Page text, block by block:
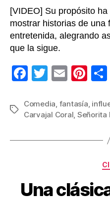
[VIDEO] Su propósito
mostrar historias de una
entretenida, alegrando
que la sigue.
F
c
e
b
k
T
tt
er
E
ail
Pi
er
e
st
Etiquetas
Comedia, fantasía,
Carvajal Coral, Señorita
Una